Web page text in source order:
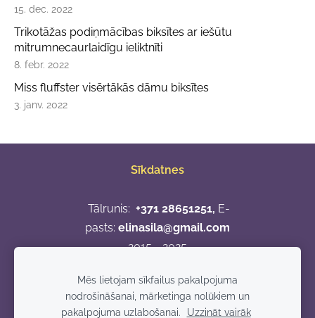
15. dec. 2022
Trikotāžas podiņmācības biksītes ar iešūtu
mitrumnecaurlaidīgu ieliktnīti
8. febr. 2022
Miss fluffster visērtākās dāmu biksītes
3. janv. 2022
Sīkdatnes
Tālrunis: +371 28651251, E-
pasts: elinasila@gmail.com
2015 - 2025
Mēs lietojam sīkfailus pakalpojuma
nodrošināšanai, mārketinga nolūkiem un
pakalpojuma uzlabošanai.
Uzzināt vairāk